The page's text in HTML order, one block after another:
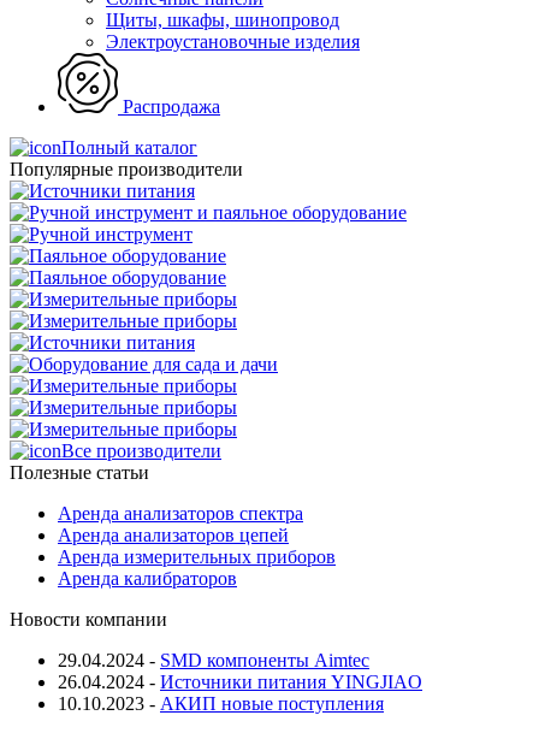
Щиты, шкафы, шинопровод
Электроустановочные изделия
Распродажа
Полный каталог
Популярные производители
Все производители
Полезные статьи
Аренда анализаторов спектра
Аренда анализаторов цепей
Аренда измерительных приборов
Аренда калибраторов
Новости компании
29.04.2024 - SMD компоненты Aimtec
26.04.2024 - Источники питания YINGJIAO
10.10.2023 - АКИП новые поступления